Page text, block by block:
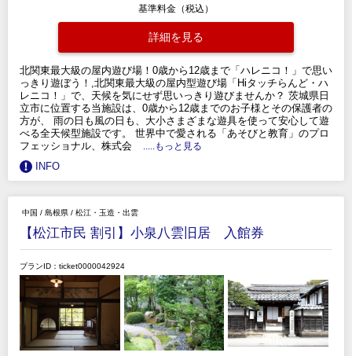
基準料金（税込）
詳細を見る
北関東最大級の屋内遊び場！0歳から12歳まで「ハレニコ！」で思い
っきり遊ぼう！,北関東最大級の屋内型遊び場「Hiタッチらんど・ハ
レニコ！」で、天候を気にせず思いっきり遊びませんか？ 茨城県日
立市に位置する当施設は、0歳から12歳までのお子様とその保護者の
方が、 雨の日も風の日も、大小さまざまな遊具を使って安心して遊
べる全天候型施設です。 世界中で愛される「あそびと教育」のプロ
フェッショナル、株式会
.....もっと見る
INFO
中国 / 島根県 / 松江・玉造・出雲
【松江市民 割引】小泉八雲旧居 入館券
プランID：ticket0000042924